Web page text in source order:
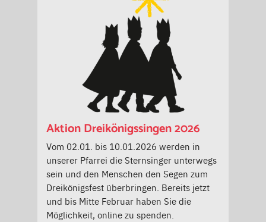
Aktion Dreikönigssingen 2026
Vom 02.01. bis 10.01.2026 werden in
unserer Pfarrei die Sternsinger unterwegs
sein und den Menschen den Segen zum
Dreikönigsfest überbringen. Bereits jetzt
und bis Mitte Februar haben Sie die
Möglichkeit, online zu spenden.